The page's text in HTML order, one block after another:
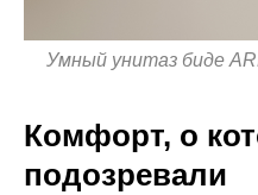
Умный унитаз биде
Комфорт, о
подозревали